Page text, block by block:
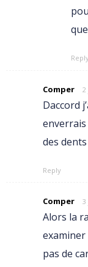
Comper 2
Daccord
des dents
Reply
Comper 3
Alors la
examiner
pas de